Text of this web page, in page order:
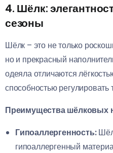
4. Шёлк:
сезоны
Шёлк – это не только
но и прекрасный
одеяла отличаются
способностью регулировать
Преимущества шёлковых
Гипоаллергенность:
гипоаллергенный